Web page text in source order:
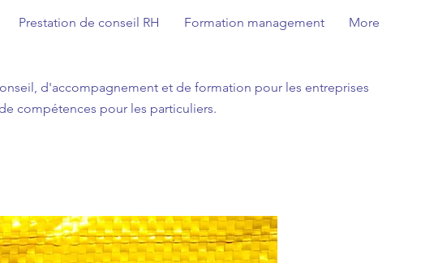
Prestation de conseil RH Formation management More
d'accompagnement et de formation pour les entreprises
compétences pour les particuliers.